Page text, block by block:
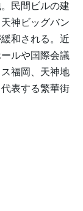
民間ビルの建
神ビッグバン
和される。近
ルや国際会議
福岡、天神地
表する繁華街